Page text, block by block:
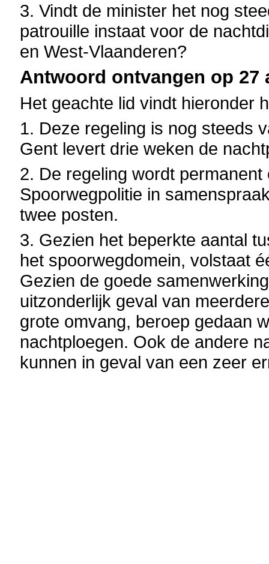
3. Vindt de minister het nog
patrouille instaat voor de
en West-Vlaanderen?
Antwoord ontvangen op 27
Het geachte lid vindt hieronder
1. Deze regeling is nog steeds
Gent levert drie weken de
2. De regeling wordt
Spoorwegpolitie in
twee posten.
3. Gezien het beperkte aantal
het spoorwegdomein, volstaat
Gezien de goede
uitzonderlijk geval van
grote omvang, beroep gedaan
nachtploegen. Ook de andere
kunnen in geval van een zeer